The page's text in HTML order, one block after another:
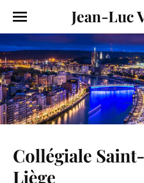
Jean-Luc
Collégiale
Liège